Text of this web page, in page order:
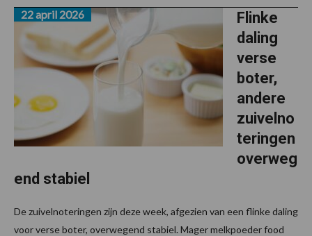
Flinke
daling
verse
boter,
andere
zuivelno
teringen
overweg
end stabiel
22 april 2026
De zuivelnoteringen zijn deze week, afgezien van een flinke daling
voor verse boter, overwegend stabiel. Mager melkpoeder food